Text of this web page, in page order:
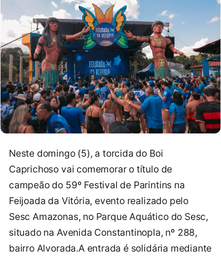
Neste domingo (5), a torcida do Boi
Caprichoso vai comemorar o título de
campeão do 59º Festival de Parintins na
Feijoada da Vitória, evento realizado pelo
Sesc Amazonas, no Parque Aquático do Sesc,
situado na Avenida Constantinopla, nº 288,
bairro Alvorada.A entrada é solidária mediante